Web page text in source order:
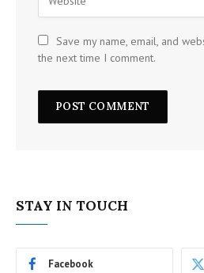
Save my name, email, and
the next time I comment.
STAY IN TOUCH
Facebook